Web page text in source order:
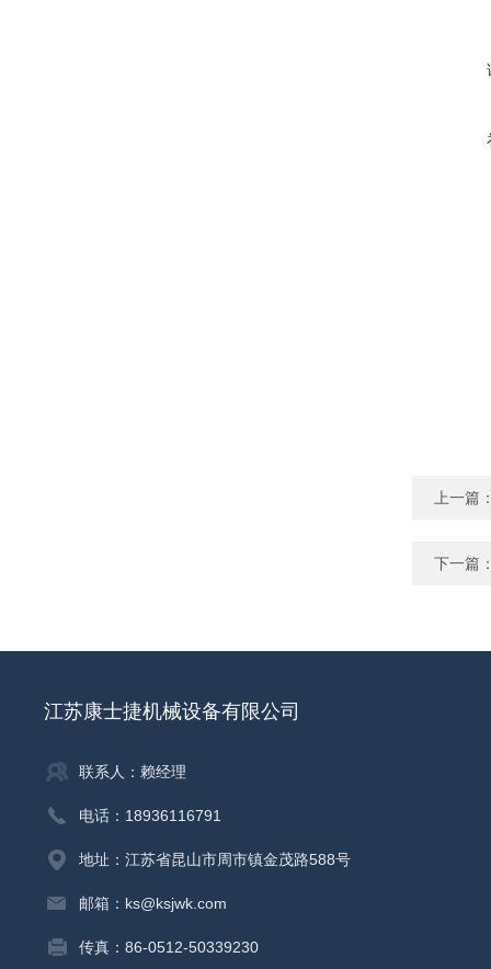
上一篇
下一篇
江苏康士捷机械设备有限公司
联系人：赖经理
电话：18936116791
地址：江苏省昆山市周市镇金茂路588号
邮箱：ks@ksjwk.com
传真：86-0512-50339230